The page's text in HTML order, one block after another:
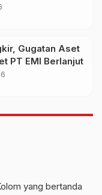
Gugatan Aset
PT EMI Berlanjut
yang bertanda